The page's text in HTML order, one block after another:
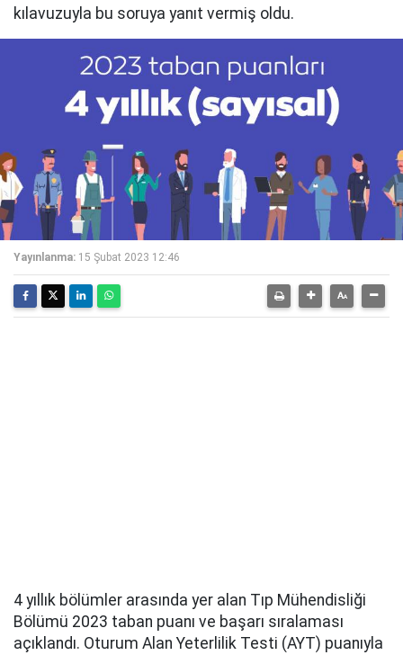
kılavuzuyla bu soruya yanıt vermiş oldu.
Yayınlanma: 15 Şubat 2023 12:46
4 yıllık bölümler arasında yer alan Tıp Mühendisliği
Bölümü 2023 taban puanı ve başarı sıralaması
açıklandı. Oturum Alan Yeterlilik Testi (AYT) puanıyla